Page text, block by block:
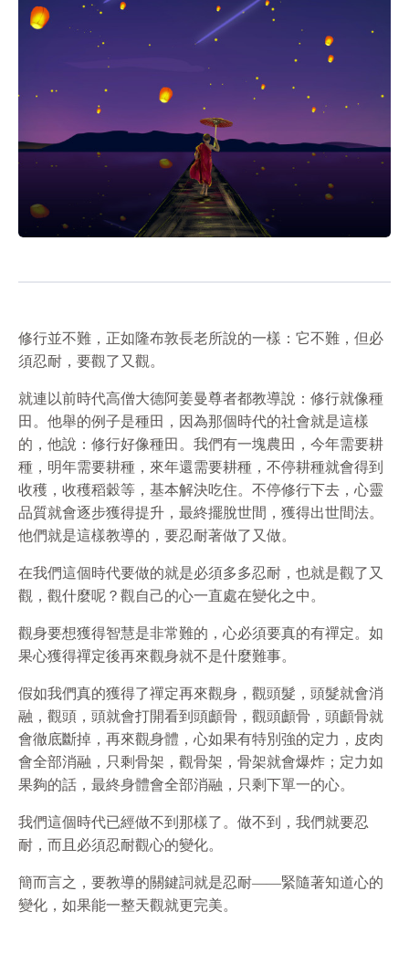
修行並不難，正如隆布敦長老所說的一樣：它不難，但必
須忍耐，要觀了又觀。
就連以前時代高僧大德阿姜曼尊者都教導說：修行就像種
田。他舉的例子是種田，因為那個時代的社會就是這樣
的，他說：修行好像種田。我們有一塊農田，今年需要耕
種，明年需要耕種，來年還需要耕種，不停耕種就會得到
收穫，收穫稻穀等，基本解決吃住。不停修行下去，心靈
品質就會逐步獲得提升，最終擺脫世間，獲得出世間法。
他們就是這樣教導的，要忍耐著做了又做。
在我們這個時代要做的就是必須多多忍耐，也就是觀了又
觀，觀什麼呢？觀自己的心一直處在變化之中。
觀身要想獲得智慧是非常難的，心必須要真的有禪定。如
果心獲得禪定後再來觀身就不是什麼難事。
假如我們真的獲得了禪定再來觀身，觀頭髮，頭髮就會消
融，觀頭，頭就會打開看到頭顱骨，觀頭顱骨，頭顱骨就
會徹底斷掉，再來觀身體，心如果有特別強的定力，皮肉
會全部消融，只剩骨架，觀骨架，骨架就會爆炸；定力如
果夠的話，最終身體會全部消融，只剩下單一的心。
我們這個時代已經做不到那樣了。做不到，我們就要忍
耐，而且必須忍耐觀心的變化。
簡而言之，要教導的關鍵詞就是忍耐——緊隨著知道心的
變化，如果能一整天觀就更完美。